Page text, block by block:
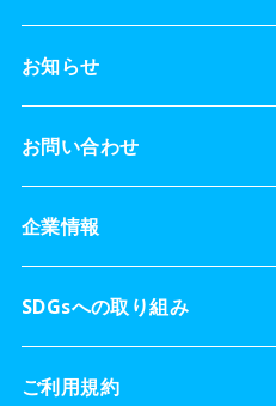
お知らせ
お問い合わせ
企業情報
SDGsへの取り組み
ご利用規約